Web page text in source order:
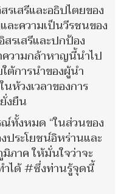
เสรีและอธิปไตยของ
ละความเป็นวีรชนของ
รเสรีและปกป้อง
ความกล้าหาญนี้นำไป
ต้การนำของผู้นำ
ห้วงเวลาของการ
งยืน
ณ์ทั้งหมด “ในส่วนของ
ประโยชน์อิหร่านและ
ภาค ให้มั่นใจว่าจะ
ำได้ #ซึ่งท่านรู้จุดนี้